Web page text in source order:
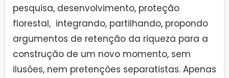
pesquisa, desenvolvimento, proteção
florestal, integrando, partilhando, propondo
argumentos de retenção da riqueza para a
construção de um novo momento, sem
ilusões, nem pretenções separatistas. Apenas